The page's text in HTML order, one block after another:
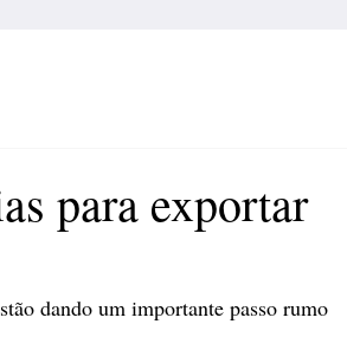
para exportar
dando um importante passo rumo